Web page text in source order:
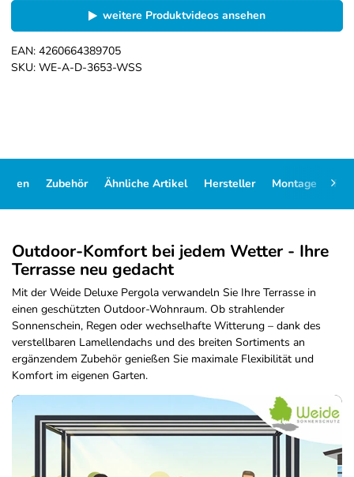
weitere Produktvideos ansehen
EAN: 4260664389705
SKU: WE-A-D-3653-WSS
Zubehör Ähnliche Artikel Hersteller Montage
Outdoor-Komfort bei jedem Wetter - Ihre
Terrasse neu gedacht
Mit der Weide Deluxe Pergola verwandeln Sie Ihre Terrasse in
einen geschützten Outdoor-Wohnraum. Ob strahlender
Sonnenschein, Regen oder wechselhafte Witterung – dank des
verstellbaren Lamellendachs und des breiten Sortiments an
ergänzendem Zubehör genießen Sie maximale Flexibilität und
Komfort im eigenen Garten.